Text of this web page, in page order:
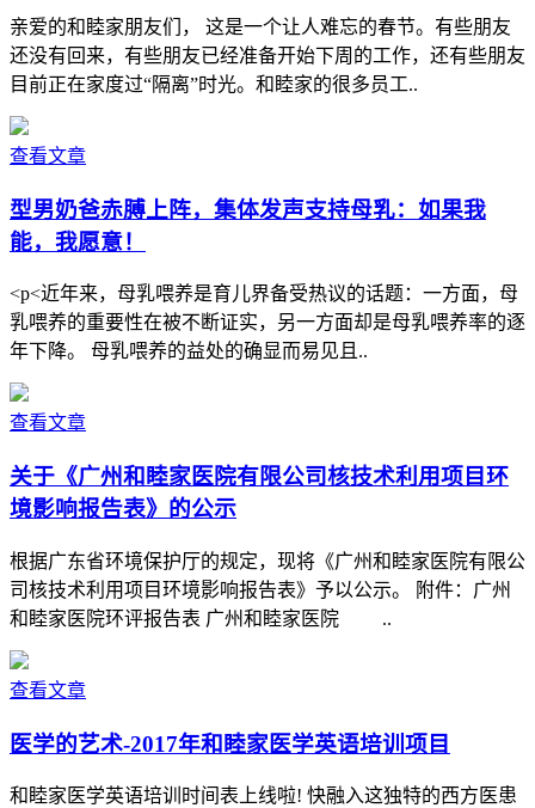
亲爱的和睦家朋友们， 这是一个让人难忘的春节。有些朋友
还没有回来，有些朋友已经准备开始下周的工作，还有些朋友
目前正在家度过“隔离”时光。和睦家的很多员工..
查看文章
型男奶爸赤膊上阵，集体发声支持母乳：如果我
能，我愿意！
<p<近年来，母乳喂养是育儿界备受热议的话题：一方面，母
乳喂养的重要性在被不断证实，另一方面却是母乳喂养率的逐
年下降。 母乳喂养的益处的确显而易见且..
查看文章
关于《广州和睦家医院有限公司核技术利用项目环
境影响报告表》的公示
根据广东省环境保护厅的规定，现将《广州和睦家医院有限公
司核技术利用项目环境影响报告表》予以公示。 附件：广州
和睦家医院环评报告表 广州和睦家医院 ..
查看文章
医学的艺术-2017年和睦家医学英语培训项目
和睦家医学英语培训时间表上线啦! 快融入这独特的西方医患